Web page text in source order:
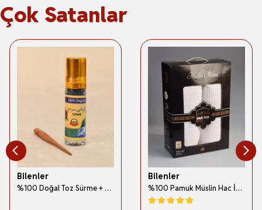
Çok Satanlar
Bilenler
%100 Doğal Toz Sürme + Ahşap Sürme Çubuğu | Geleneksel ve Orijinal Göz Sürmesi
Bilenler
%100 Pamuk Müslin Hac İhramı – Hafif; Dikişsiz ve Antibakteriyel